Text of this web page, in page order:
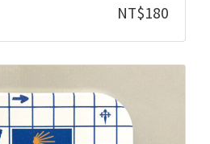
NT$180